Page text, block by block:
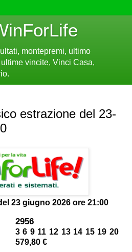
montepremi, ultimo
vincite, Vinci Casa,
estrazione del 23-
23 giugno 2026 ore 21:00
2956
3 6 9 11 12 13 14 15 19 20
579,80 €